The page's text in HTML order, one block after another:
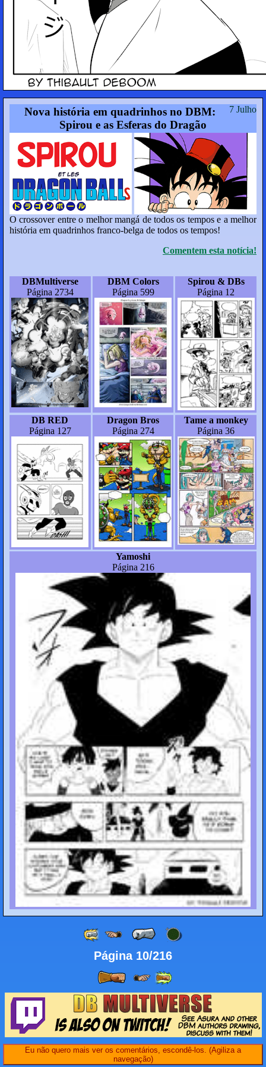
7 Julho
Nova história em quadrinhos no DBM:
Spirou e as Esferas do Dragão
O crossover entre o melhor mangá de todos os tempos e a melhor
história em quadrinhos franco-belga de todos os tempos!
Comentem esta notícia!
DBMultiverse
Página 2734
DBM Colors
Página 599
Spirou & DBs
Página 12
DB RED
Página 127
Dragon Bros
Página 274
Tame a monkey
Página 36
Yamoshi
Página 216
Página 10/216
Eu não quero mais ver os comentários, escondê-los. (Agiliza a
navegação)